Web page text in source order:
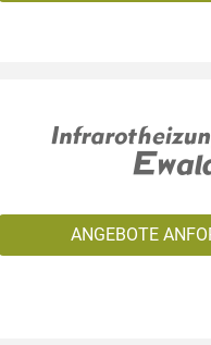
ANGEBOTE